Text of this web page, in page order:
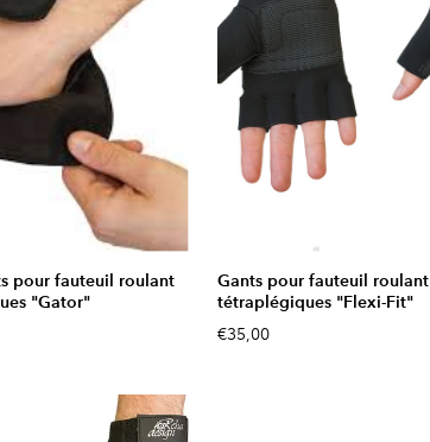
pour fauteuil roulant
"Gator"
Gants pour fauteuil roulant
tétraplégiques "Flexi-Fit"
€35,00